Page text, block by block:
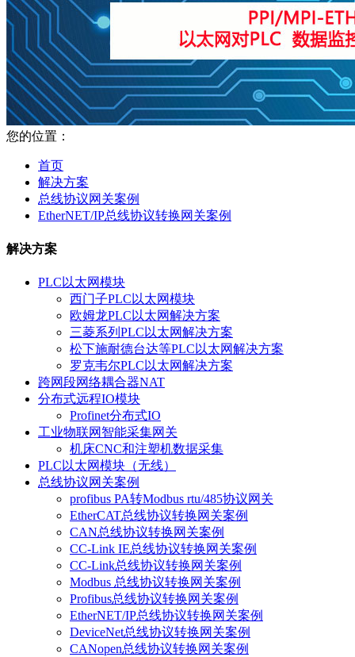
您的位置：
首页
解决方案
总线协议网关案例
EtherNET/IP总线协议转换网关案例
解决方案
PLC以太网模块
西门子PLC以太网模块
欧姆龙PLC以太网解决方案
三菱系列PLC以太网解决方案
松下施耐德台达等PLC以太网解决方案
罗克韦尔PLC以太网解决方案
跨网段网络耦合器NAT
分布式远程IO模块
Profinet分布式IO
工业物联网智能采集网关
机床CNC和注塑机数据采集
PLC以太网模块（无线）
总线协议网关案例
profibus PA转Modbus rtu/485协议网关
EtherCAT总线协议转换网关案例
CAN总线协议转换网关案例
CC-Link IE总线协议转换网关案例
CC-Link总线协议转换网关案例
Modbus 总线协议转换网关案例
Profibus总线协议转换网关案例
EtherNET/IP总线协议转换网关案例
DeviceNet总线协议转换网关案例
CANopen总线协议转换网关案例